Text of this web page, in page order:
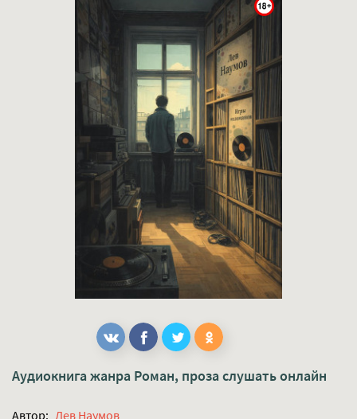
Аудиокнига жанра Роман, проза слушать онлайн
Автор: Лев Наумов